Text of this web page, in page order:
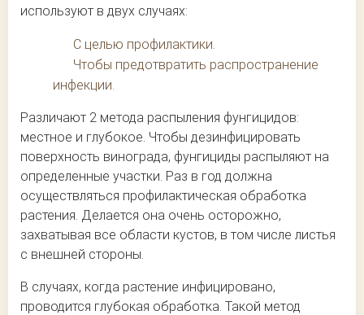
используют в двух случаях:
С целью профилактики.
Чтобы предотвратить распространение
инфекции.
Различают 2 метода распыления фунгицидов:
местное и глубокое. Чтобы дезинфицировать
поверхность винограда, фунгициды распыляют на
определенные участки. Раз в год должна
осуществляться профилактическая обработка
растения. Делается она очень осторожно,
захватывая все области кустов, в том числе листья
с внешней стороны.
В случаях, когда растение инфицировано,
проводится глубокая обработка. Такой метод